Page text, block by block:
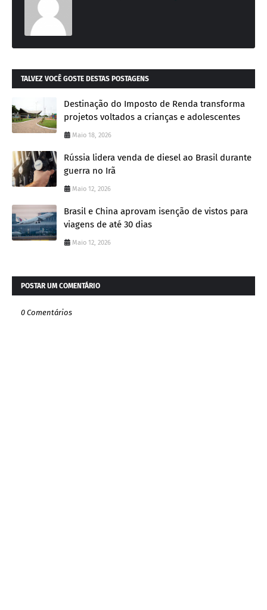
TALVEZ VOCÊ GOSTE DESTAS POSTAGENS
Destinação do Imposto de Renda transforma
projetos voltados a crianças e adolescentes
Maio 18, 2026
Rússia lidera venda de diesel ao Brasil durante
guerra no Irã
Maio 12, 2026
Brasil e China aprovam isenção de vistos para
viagens de até 30 dias
Maio 12, 2026
POSTAR UM COMENTÁRIO
0 Comentários